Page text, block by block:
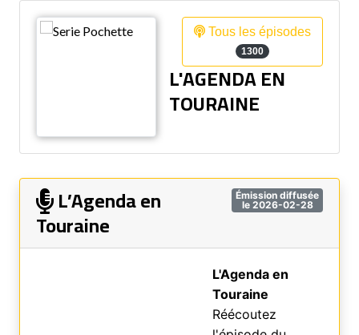
Tous les épisodes
1300
L'AGENDA EN
TOURAINE
Émission diffusée
le 2026-02-28
L’Agenda en
Touraine
L'Agenda en
Touraine
Réécoutez